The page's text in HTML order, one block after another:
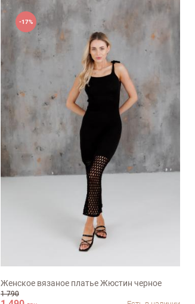
-17%
Женское вязаное платье Жюстин черное
1 790